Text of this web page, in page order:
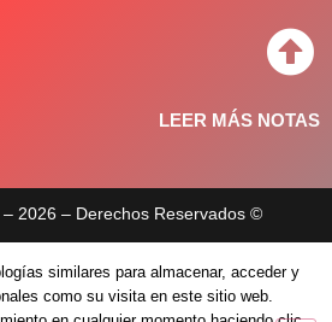
LEER MÁS NOTAS
2026 – Derechos Reservados ©
de privacidad
de privacidad
similares para almacenar, acceder y
como su visita en este sitio web.